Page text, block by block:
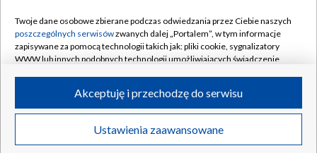
Rada Programowa
System NOS
Informacje o nadawcy
Program dla prasy
Ogłoszenie przetargowe
Kontakt
Kanały
©2026 Telewizja Polska S.A. w likwidacji
Twoje dane osobowe zbierane podczas odwiedzania przez Ciebie naszych
poszczególnych serwisówzwanych dalej „Portalem”, w tym informacje
zapisywane za pomocą technologii takich jak: pliki cookie, sygnalizatory
WWW lub innych podobnych technologii umożliwiających świadczenie
ruchu w Internecie.
Twoje dane osobowe zbierane podczas odwiedzania przez Ciebie
poszczególnych serwisówna Portalu, takie jak adresy IP, identyfikatory
Ustawienia zaawansowane
Akceptuję i przechodzę do serwisu